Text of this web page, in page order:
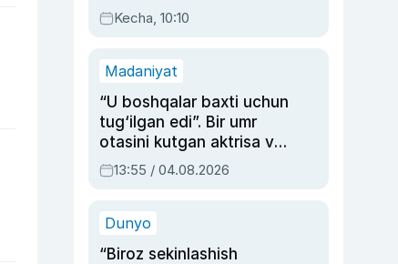
hukmi o‘qildi
Kecha, 10:10
Madaniyat
“U boshqalar baxti uchun
tug‘ilgan edi”. Bir umr
otasini kutgan aktrisa va
dublyaj ustasi Rimma
Ahmedovaning
13:55 / 04.08.2026
Dunyo
“Biroz sekinlashish